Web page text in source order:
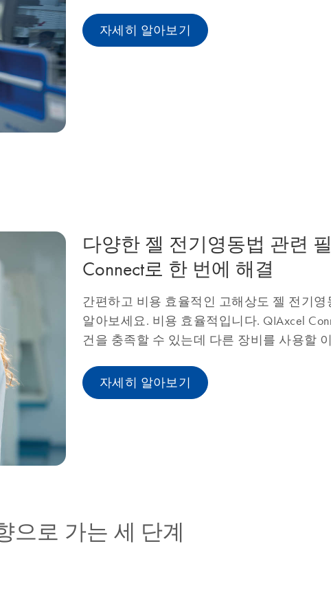
자세히 알아보기
다양한 젤 전기영동법 관련
Connect로 한 번에 해결
간편하고 비용 효율적인 고해상도 젤 전기
알아보세요. 비용 효율적입니다. QIAxcel
건을 충족할 수 있는데 다른 장비를 사용할
자세히 알아보기
으로 가는 세 단계